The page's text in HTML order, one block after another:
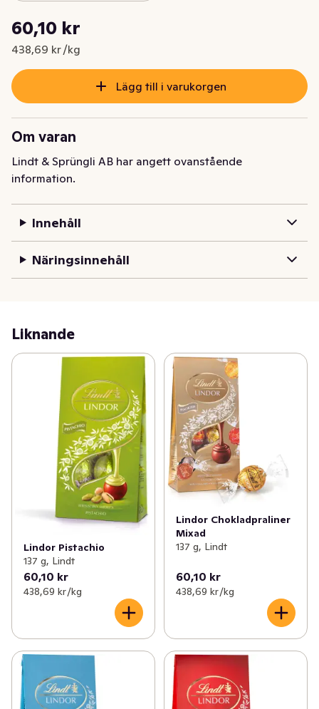
Nuvarande pris är: 60,10 kr
60,10 kr
438,69 kr /kg
Styckpris: 438,69 kr /kg
Lägg till i varukorgen
Om varan
Lindt & Sprüngli AB har angett ovanstående
information.
Innehåll
Näringsinnehåll
Liknande
Lindor Pistachio
137 g, Lindt
60,10 kr
438,69 kr /kg
Lindor Chokladpraliner
Mixad
137 g, Lindt
60,10 kr
438,69 kr /kg